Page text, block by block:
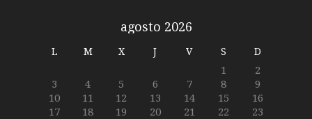
agosto 2026
L M X J V S D
1
2
3
4 5 6 7 8
9
10
11 12 13 14 15
16
17
18 19 20 21 22
23